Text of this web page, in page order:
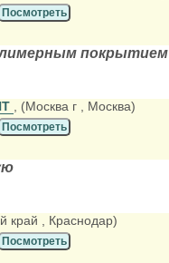
Посмотреть
покрытием
, (Москва г , Москва)
Посмотреть
край , Краснодар)
Посмотреть